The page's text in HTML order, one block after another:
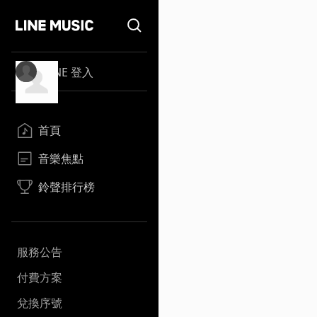
LINE 登入
首頁
音樂焦點
鈴聲排行榜
服務公告
付費方案
兌換序號